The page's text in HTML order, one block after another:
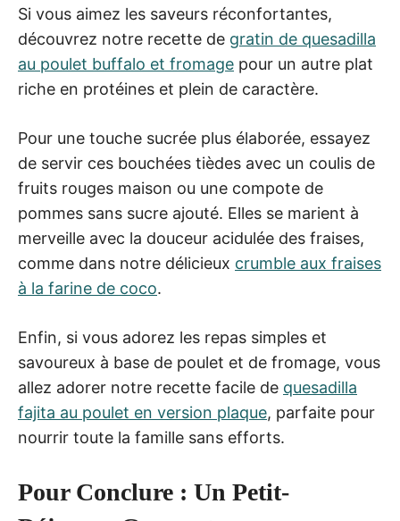
Si vous aimez les saveurs réconfortantes,
découvrez notre recette de gratin de quesadilla
au poulet buffalo et fromage pour un autre plat
riche en protéines et plein de caractère.
Pour une touche sucrée plus élaborée, essayez
de servir ces bouchées tièdes avec un coulis de
fruits rouges maison ou une compote de
pommes sans sucre ajouté. Elles se marient à
merveille avec la douceur acidulée des fraises,
comme dans notre délicieux crumble aux fraises
à la farine de coco.
Enfin, si vous adorez les repas simples et
savoureux à base de poulet et de fromage, vous
allez adorer notre recette facile de quesadilla
fajita au poulet en version plaque, parfaite pour
nourrir toute la famille sans efforts.
Pour Conclure : Un Petit-